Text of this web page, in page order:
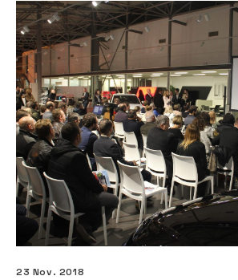
23 Nov. 2018